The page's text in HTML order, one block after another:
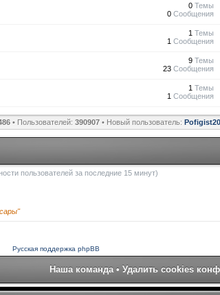
0Темы
0Сообщения
1 Темы
1 Сообщения
9Темы
23Сообщения
1 Темы
1 Сообщения
• Пользователей: 390907• Новый пользователь:
пользователей за последние 15 минут)
Русская поддержка phpBB
Наша команда• Удалить cookies